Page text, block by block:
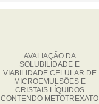
AVALIAÇÃO DA
SOLUBILIDADE E
VIABILIDADE CELULAR DE
MICROEMULSÕES E
CRISTAIS LÍQUIDOS
CONTENDO METOTREXATO